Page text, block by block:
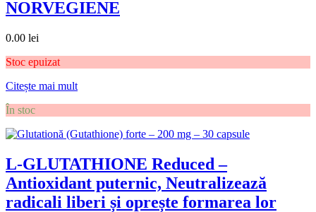
NORVEGIENE
0.00 lei
Stoc epuizat
Citește mai mult
În stoc
L-GLUTATHIONE Reduced –
Antioxidant puternic, Neutralizează
radicali liberi și oprește formarea lor